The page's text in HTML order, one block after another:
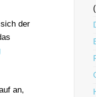
der
an,